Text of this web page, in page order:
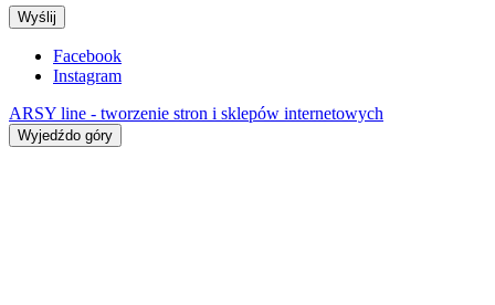
Wyślij
Facebook
Instagram
ARSY line - tworzenie stron i sklepów internetowych
Wyjedźdo góry